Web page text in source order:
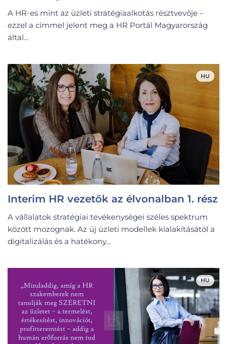
A HR-es mint az üzleti stratégiaalkotás résztvevője –
ezzel a címmel jelent meg a HR Portál Magyarország
által...
HU
Interim HR vezetők az élvonalban 1. rész
A vállalatok stratégiai tevékenységei széles spektrum
között mozognak. Az új üzleti modellek kialakításától a
digitalizálás és a hatékony...
HU